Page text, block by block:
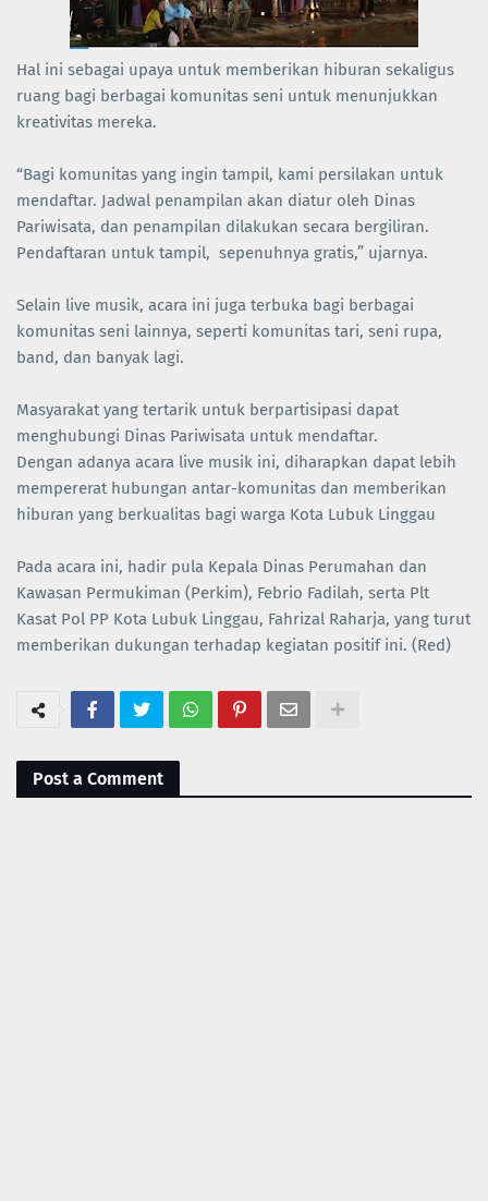
Hal ini sebagai upaya untuk memberikan hiburan sekaligus
ruang bagi berbagai komunitas seni untuk menunjukkan
kreativitas mereka.
“Bagi komunitas yang ingin tampil, kami persilakan untuk
mendaftar. Jadwal penampilan akan diatur oleh Dinas
Pariwisata, dan penampilan dilakukan secara bergiliran.
Pendaftaran untuk tampil, sepenuhnya gratis,” ujarnya.
Selain live musik, acara ini juga terbuka bagi berbagai
komunitas seni lainnya, seperti komunitas tari, seni rupa,
band, dan banyak lagi.
Masyarakat yang tertarik untuk berpartisipasi dapat
menghubungi Dinas Pariwisata untuk mendaftar.
Dengan adanya acara live musik ini, diharapkan dapat lebih
mempererat hubungan antar-komunitas dan memberikan
hiburan yang berkualitas bagi warga Kota Lubuk Linggau
Pada acara ini, hadir pula Kepala Dinas Perumahan dan
Kawasan Permukiman (Perkim), Febrio Fadilah, serta Plt
Kasat Pol PP Kota Lubuk Linggau, Fahrizal Raharja, yang turut
memberikan dukungan terhadap kegiatan positif ini. (Red)
Post a Comment